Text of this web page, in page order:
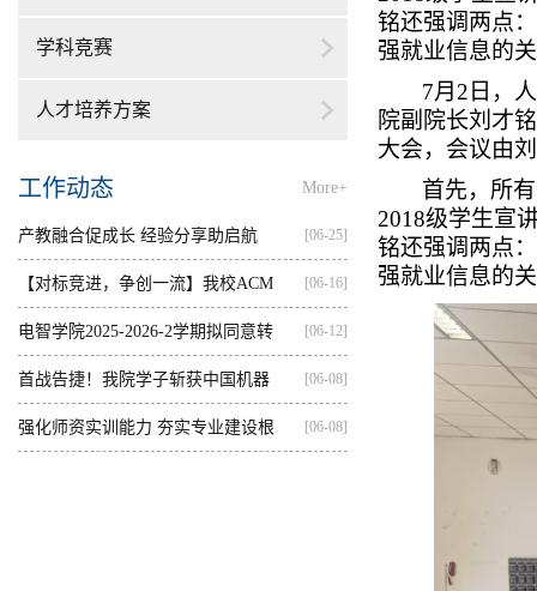
学科竞赛
人才培养方案
工作动态 More+
产教融合促成长 经验分享助启航 [06-25]
【对标竞进，争创一流】我校ACM
集训...
[06-16]
电智学院2025-2026-2学期拟同意转
出...
[06-12]
首战告捷！我院学子斩获中国机器
人...
[06-08]
强化师资实训能力 夯实专业建设根 [06-08]
铭还强调两点
强就业信息的
7月2日，
院副院长刘才
大会，会议由
首先，所
2018级学生宣
铭还强调两点
强就业信息的